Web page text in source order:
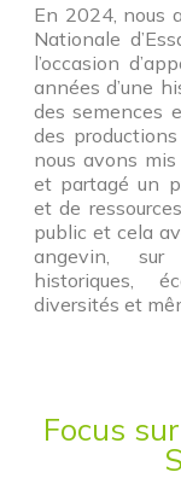
En 2024, nous
Nationale
l’occasion
années d’une
des semences
des
nous avons
et partagé un
et de
public et cela
angevin, sur
historiques,
diversités et
Focus